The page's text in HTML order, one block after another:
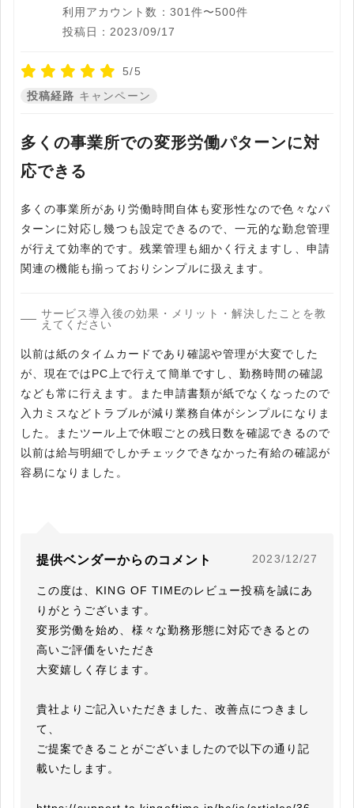
利用アカウント数：301件〜500件
投稿日：2023/09/17
5/5
投稿経路 キャンペーン
多くの事業所での変形労働パターンに対
応できる
多くの事業所があり労働時間自体も変形性なので色々なパ
ターンに対応し幾つも設定できるので、一元的な勤怠管理
が行えて効率的です。残業管理も細かく行えますし、申請
関連の機能も揃っておりシンプルに扱えます。
サービス導入後の効果・メリット・解決したことを教
えてください
以前は紙のタイムカードであり確認や管理が大変でした
が、現在ではPC上で行えて簡単ですし、勤務時間の確認
なども常に行えます。また申請書類が紙でなくなったので
入力ミスなどトラブルが減り業務自体がシンプルになりま
した。またツール上で休暇ごとの残日数を確認できるので
以前は給与明細でしかチェックできなかった有給の確認が
容易になりました。
提供ベンダーからのコメント 2023/12/27
この度は、KING OF TIMEのレビュー投稿を誠にあ
りがとうございます。
変形労働を始め、様々な勤務形態に対応できるとの
高いご評価をいただき
大変嬉しく存じます。
貴社よりご記入いただきました、改善点につきまし
て、
ご提案できることがございましたので以下の通り記
載いたします。